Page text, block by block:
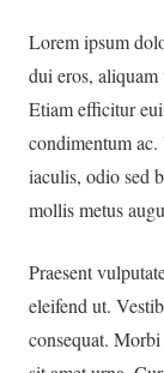
Lorem ipsum
dui eros,
Etiam efficitur
condimentum
iaculis, odio sed
mollis metus
Praesent
eleifend ut.
consequat.